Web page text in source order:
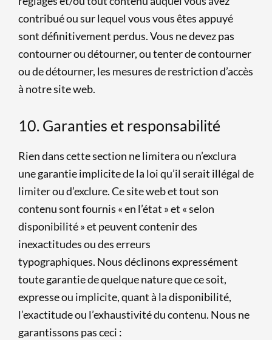
contribué ou sur lequel vous vous êtes appuyé
sont définitivement perdus. Vous ne devez pas
contourner ou détourner, ou tenter de contourner
ou de détourner, les mesures de restriction d’accès
à notre site web.
10. Garanties et responsabilité
Rien dans cette section ne limitera ou n’exclura
une garantie implicite de la loi qu’il serait illégal de
limiter ou d’exclure. Ce site web et tout son
contenu sont fournis « en l’état » et « selon
disponibilité » et peuvent contenir des
inexactitudes ou des erreurs
typographiques. Nous déclinons expressément
toute garantie de quelque nature que ce soit,
expresse ou implicite, quant à la disponibilité,
l’exactitude ou l’exhaustivité du contenu. Nous ne
garantissons pas ceci :